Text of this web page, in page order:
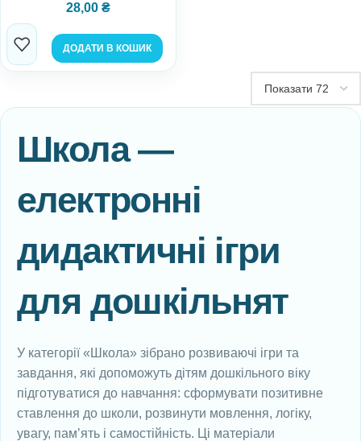
28,00 ₴
ДОДАТИ В КОШИК
Школа —
електронні
дидактичні ігри
для дошкільнят
У категорії «Школа» зібрано розвиваючі ігри та
завдання, які допоможуть дітям дошкільного віку
підготуватися до навчання: сформувати позитивне
ставлення до школи, розвинути мовлення, логіку,
увагу, пам’ять і самостійність. Ці матеріали